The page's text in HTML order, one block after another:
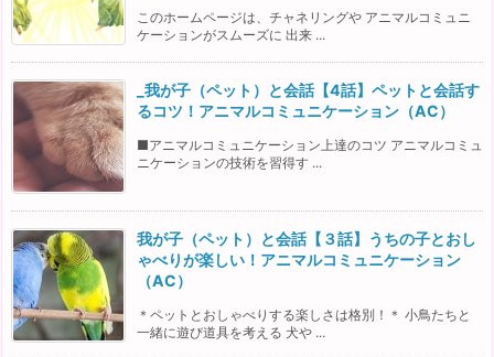
このホームページは、チャネリングや アニマルコミュニ
ケーションがスムーズに 出来 ...
_我が子（ペット）と会話【4話】ペットと会話す
るコツ！アニマルコミュニケーション（AC）
■アニマルコミュニケーション上達のコツ アニマルコミュ
ニケーションの技術を習得す ...
我が子（ペット）と会話【３話】うちの子とおし
ゃべりが楽しい！アニマルコミュニケーション
（AC）
＊ペットとおしゃべりする楽しさは格別！＊ 小鳥たちと
一緒に遊び道具を考える 犬や ...